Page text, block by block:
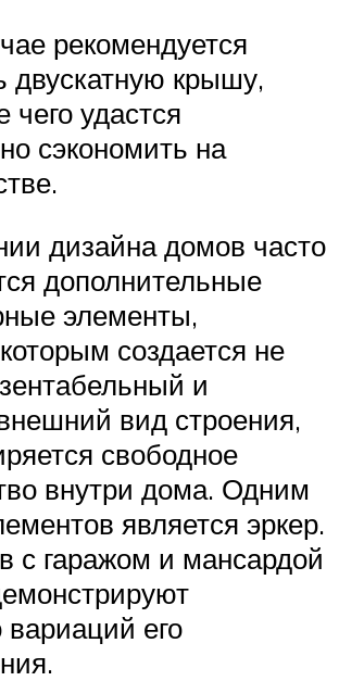
рекомендуется
двускатную крышу,
чего удастся
сэкономить на
дизайна домов часто
дополнительные
элементы,
создается не
и
вид строения,
свободное
внутри дома. Одним
является эркер.
с гаражом и мансардой
его